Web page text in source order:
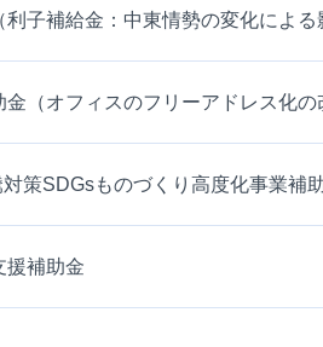
子補給金：中東情勢の変化による
（オフィスのフリーアドレス化の
策SDGsものづくり高度化事業補
援補助金